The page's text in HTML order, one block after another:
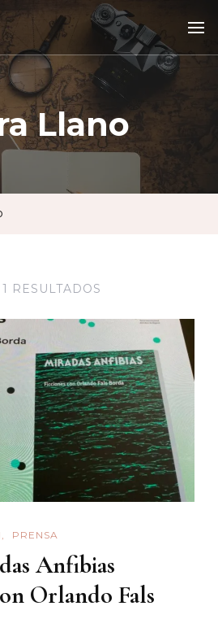
Llano
RESULTADOS
PRENSA
Anfibias
Orlando Fals